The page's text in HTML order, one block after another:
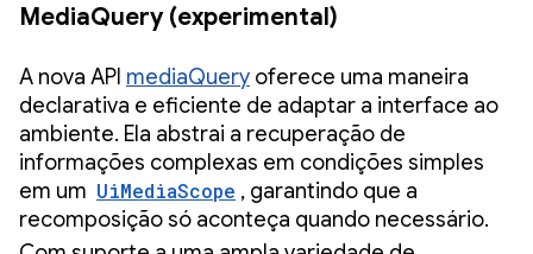
MediaQuery (experimental)
A nova API mediaQuery oferece uma maneira
declarativa e eficiente de adaptar a interface ao
ambiente. Ela abstrai a recuperação de
informações complexas em condições simples
em um UiMediaScope , garantindo que a
recomposição só aconteça quando necessário.